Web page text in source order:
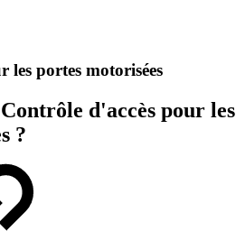
les portes motorisées
d'accès pour les
?